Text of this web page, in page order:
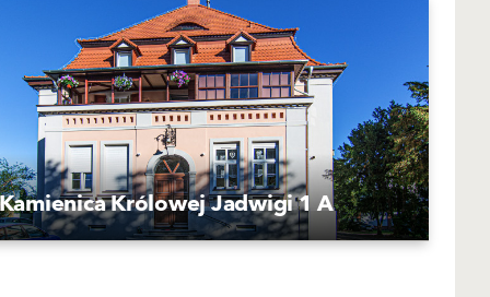
Królowej Jadwigi 1 A